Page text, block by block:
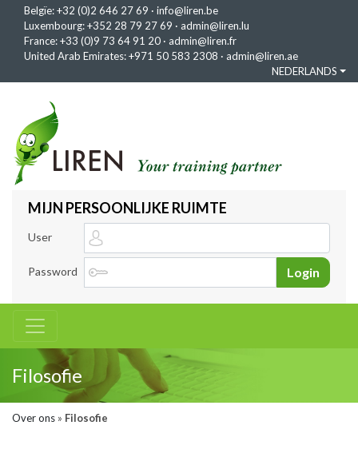
Belgïe:+32 (0)2 646 27 69 · info@liren.be
Luxembourg:+352 28 79 27 69 · admin@liren.lu
France:+33 (0)9 73 64 91 20 · admin@liren.fr
United Arab Emirates:+971 50 583 2308 · admin@liren.ae
NEDERLANDS
MIJN PERSOONLIJKE RUIMTE
User
Password Login
Filosofie
Over ons » Filosofie